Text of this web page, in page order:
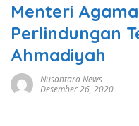
Menteri
Perlindungan
Ahmadiyah
Nusantara News
Desember 26, 2020